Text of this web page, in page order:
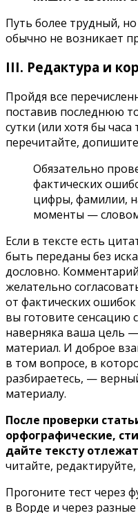
Путь более трудный,
обычно не возникает
III. Редактура и
Пройдя все
поставив последнюю
сутки (или хотя бы
перечитайте,
Обязательно
фактических
цифры, фамилии,
моменты —
Если в тексте есть
быть переданы без
дословно.
желательно
от фактических
вы готовите сенсацию
наверняка ваша цель
материал. И доброе
в том вопросе, в
разбираетесь, —
материалу.
После проверки
орфографические,
дайте тексту
читайте,
Прогоните тест через
в Ворде и через разные